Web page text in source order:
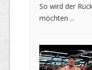
So wird der
möchten ...